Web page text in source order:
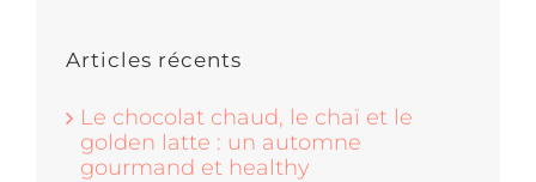
Articles récents
Le chocolat chaud, le chaï et le
golden latte : un automne
gourmand et healthy